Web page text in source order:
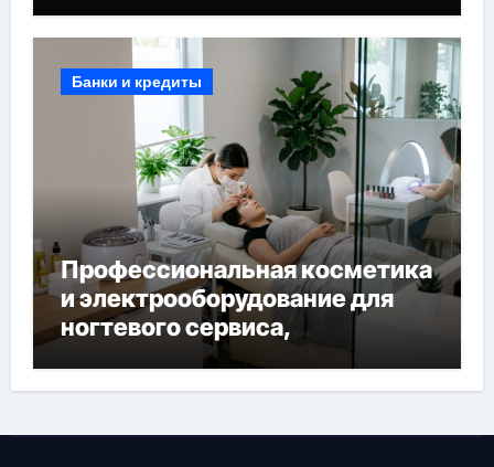
Банки и кредиты
Профессиональная косметика
и электрооборудование для
ногтевого сервиса,
наращивания ресниц и
депиляции